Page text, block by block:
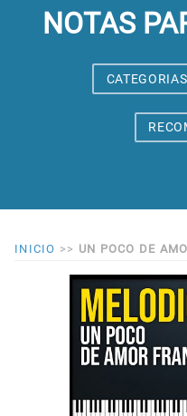
NOTAS
CATEGORIAS
INICIO >> UN POCO DE